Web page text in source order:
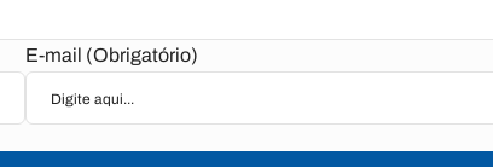
E-mail (Obrigatório)